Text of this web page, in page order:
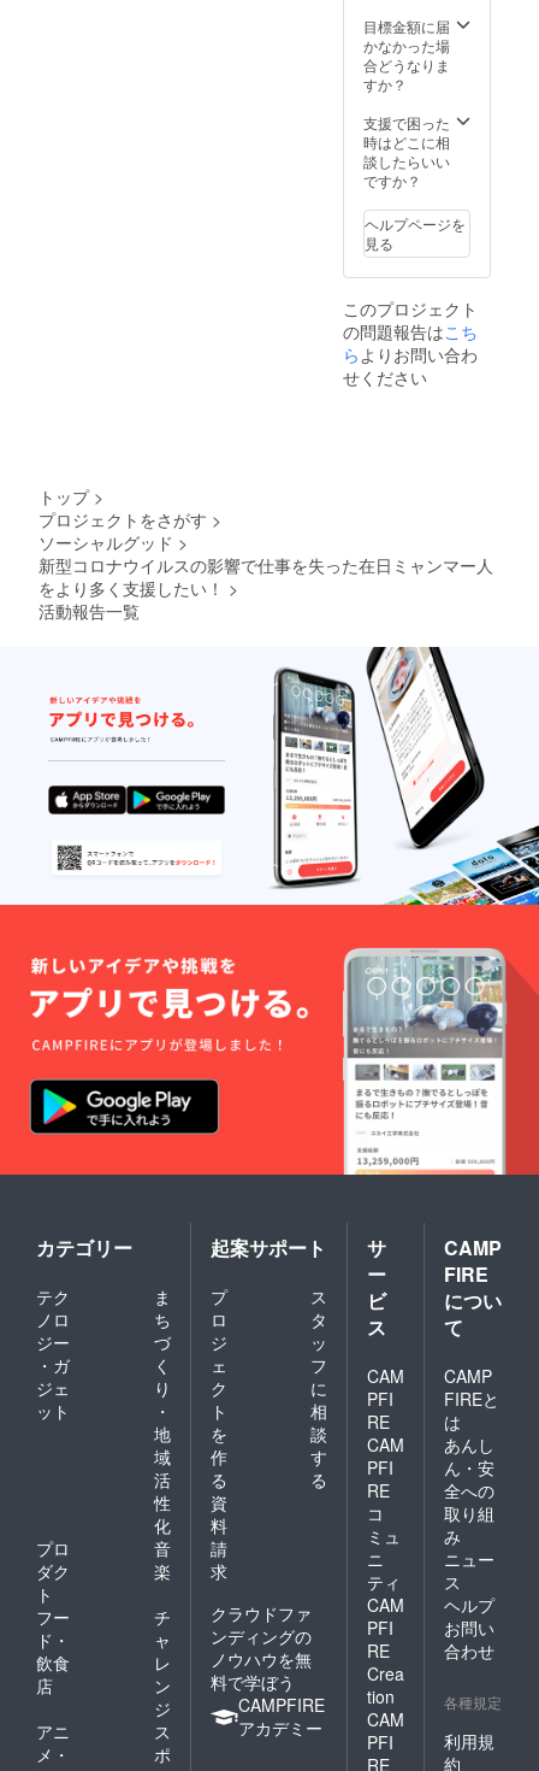
在日ミャンマー人は、こう
した問題を克服できる人
と、そうでない人がいまし
た。克服できない人のほう
は、在日ミャンマー人に対
して、ボランティアで仕事
を紹介したり、バス旅行の
バスをチャーターしたり、
不動産契約支援をしたり、
飛行機チケットを買ったり
するようになりました。で
も、私たちがバスを借りて
行中にバス運転手と喧嘩し
て、その会社から二度とバ
スを借りられなくなった
り、本当に、さまざまなこ
とがありました。年間支援
に、在日ミャンマー人定住
として、組織化しようと考
えるようになりました。二
人でボランティアで支援す
るには、助けを求める声が
多かったこともあります
し、「もしかしたら、外国
人定住支援にご興味をもっ
てくださる別の方々が日本
にいるかもしれない。その
方々に力を貸してもらえた
ら嬉しい……」と、あるか
ないか分からない希望をも
とに、NPO法人化に向けて
動き始めました。【2017年
~2019年「NPOリンクトゥ
ミャンマー」として始動】
うした方々を尊敬せざるを
得ませんし、こうした方を
サポートしていきたいで
す。②協力してくれる温か
い支援者の存在新型コロナ
している在日ミャンマー人
に助けの手を差し伸べてく
れる支援者の方々が多くい
たことに驚きました。ミャ
いても、どういう国なのか
を知っている人は少ないと
が、自分が予想していた以
上に今回のプロジェクトに
してくださったことに感謝
したくてしきれません。こ
に、ミャンマーと日本の関
係が今後も緊密化していく
のだと思います。支援して
くださった方々、今回のク
ラウドファンディングを共
有してくださった方々、誠
にありがとうございまし
た。③クラウドファンディ
ングの難しさ自分の経験上
クラウドファンディングは
初めてで、このプロジェク
トも十分な準備をしないま
まスタートしてしまいまし
た。当初の私の考えは、プ
ロジェクトを掲載したら自
然と支援者が集まるものと
んな思いで日々活動してい
ます。その中で「当事者の
立場になって考える」こと
の重要性を再確認しまし
よって、できることも変
わってきます。言葉では簡
単なように見えて、なかな
か難しいことだと思いま
す。しかしながらそれをよ
り多くの人が行うことで、
救える人の数も増えるはず
を送っている在日ミャン
マー人のために、どうかお
力を貸して頂きたいです。
私達の活動にご賛同頂けま
したら、どうかご支援の程
す。最後までお読みいただ
た。岩橋あかり
トゥ
ミャン
マーの
に「支
援者一
覧」と
してお
掲載し
ます。
※支援
時、必
欄にご
希望の
お名前
をご記
入くだ
長著書
「ミャ
ンマー
ジネス
40の
ルール:
善人過
したた
かに、
そして
誠実
を提供
しま
す。 ・
リンク
トゥ
名前を
るミャ
ン
マー・
ラカイ
ン州の
孤児院
の近く
の工場
で作ら
れた、
ラン
チョン
マット
を提供
す。 ※
支援
時、必
ず備考
欄にご
希望の
お名前
をご記
入くだ
目標金額に届
かなかった場
合どうなりま
すか？
支援で困った
時はどこに相
談したらいい
ですか？
ヘルプページを
見る
このプロジェクト
の問題報告はこち
らよりお問い合わ
せください
トップ >
プロジェクトをさがす >
ソーシャルグッド >
新型コロナウイルスの影響で仕事を失った在日ミャンマー人
をより多く支援したい！ >
活動報告一覧
カテゴリー
テク
ノロ
ジー
・ガ
ジェ
ット
ま
ち
づ
く
り
・
地
域
活
性
化
プロ
ダク
ト
音
楽
フー
ド・
飲食
店
チ
ャ
レ
ン
ジ
アニ
メ・
ス
ポ
起案サポート
プ
ロ
ジ
ェ
ク
ト
を
作
る
ス
タ
ッ
フ
に
相
談
す
る
資
料
請
求
クラウドファ
ンディングの
ノウハウを無
料で学ぼう
CAMPFIRE
アカデミー
サ
ー
ビ
ス
CAM
PFI
RE
CAM
PFI
RE
コ
ミュ
ニ
ティ
CAM
PFI
RE
Crea
tion
CAM
PFI
RE
CAMP
FIRE
につい
て
CAMP
FIREと
は
あんし
ん・安
全への
取り組
み
ニュー
ス
ヘルプ
お問い
合わせ
各種規定
利用規
約